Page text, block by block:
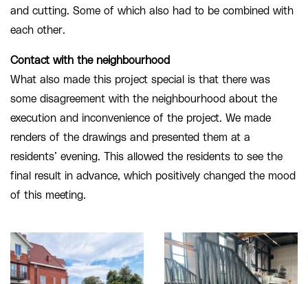
and cutting. Some of which also had to be combined with
each other.
Contact with the neighbourhood
What also made this project special is that there was
some disagreement with the neighbourhood about the
execution and inconvenience of the project. We made
renders of the drawings and presented them at a
residents’ evening. This allowed the residents to see the
final result in advance, which positively changed the mood
of this meeting.